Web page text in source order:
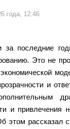
года, 12:46
за последние
Это не
и
и привлечения
этом рассказал